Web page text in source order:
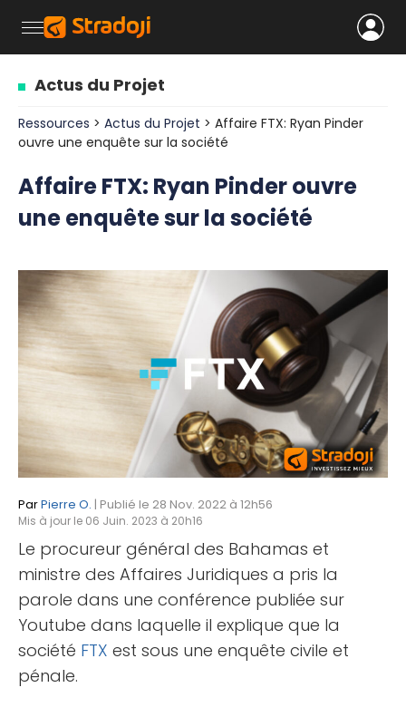
Actus du Projet
Ressources > Actus du Projet > Affaire FTX: Ryan Pinder
ouvre une enquête sur la société
Affaire FTX: Ryan Pinder ouvre
une enquête sur la société
ParPierre O. | Publié le 28 Nov. 2022 à 12h56
Mis à jour le 06 Juin. 2023 à 20h16
Le procureur général des Bahamas et
ministre des Affaires Juridiques a pris la
parole dans une conférence publiée sur
Youtube dans laquelle il explique que la
société FTX est sous une enquête civile et
pénale.